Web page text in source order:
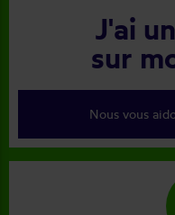
J'ai
sur
Nous vous